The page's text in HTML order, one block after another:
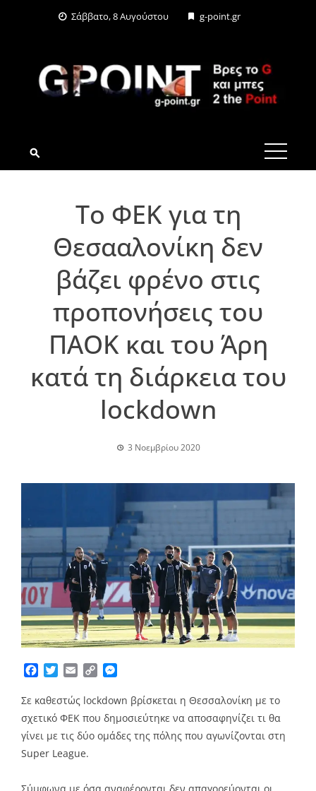
Σάββατο, 8 Αυγούστου g-point.gr
G-POINT.GR
Το ΦΕΚ για τη
Θεσααλονίκη δεν
βάζει φρένο στις
προπονήσεις του
ΠΑΟΚ και του Άρη
κατά τη διάρκεια του
lockdown
3 Νοεμβρίου 2020
Facebook
TwitterEmailCopy
Σε καθεστώς lockdown βρίσκεται η Θεσσαλονίκη με το
σχετικό ΦΕΚ που δημοσιεύτηκε να αποσαφηνίζει τι θα
γίνει με τις δύο ομάδες της πόλης που αγωνίζονται στη
Super League.